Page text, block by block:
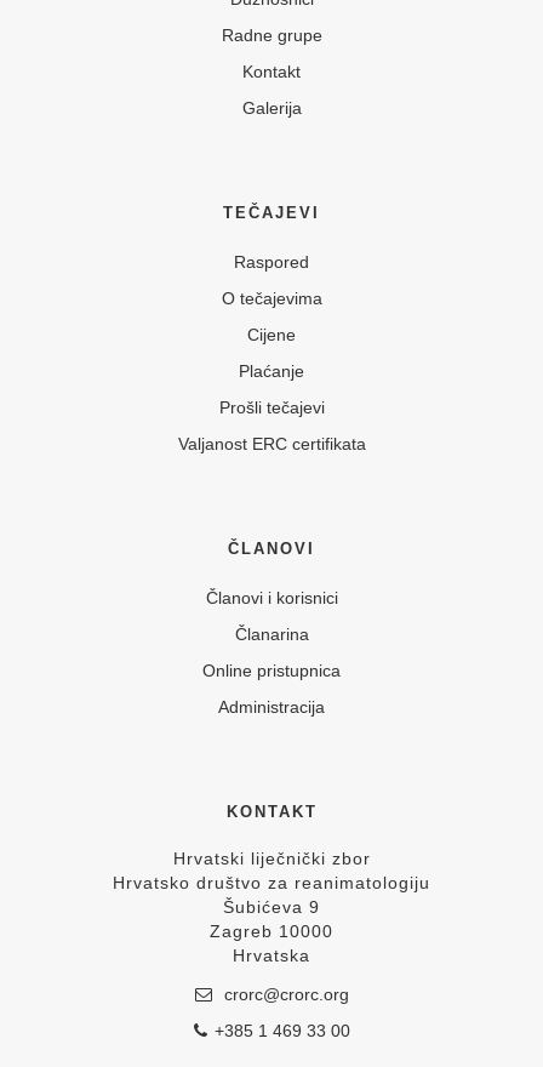
Radne grupe
Kontakt
Galerija
TEČAJEVI
Raspored
O tečajevima
Cijene
Plaćanje
Prošli tečajevi
Valjanost ERC certifikata
ČLANOVI
Članovi i korisnici
Članarina
Online pristupnica
Administracija
KONTAKT
Hrvatski liječnički zbor
Hrvatsko društvo za reanimatologiju
Šubićeva 9
Zagreb 10000
Hrvatska
crorc@crorc.org
+385 1 469 33 00